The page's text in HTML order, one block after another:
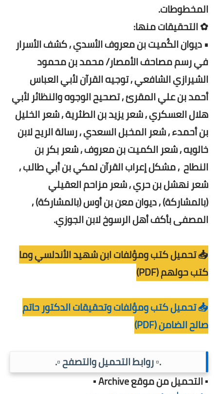
المخطوطات.
✿ التحقيقات منها:
• ديوان الكُميت بن معروف الأسدي , كشف الأسرار
في رسم مصاحف الأمصار/ محمد بن محمود
الشيرازي الشافعي , توجيه القرآن لأبي العباس
أحمد بن علي المقرئ , تصحيح الوجوه والنظائر لأبي
هلال العسكري , شعر يزيد بن الطثرية , شعر الخليل
بن أحمدء , شعر المخبل السعدي , رسالة الريح لابن
خالويه , شعر الكميت بن معروف , شعر بكر بن
النطاح , مشكل إعراب القرآن لمكي بن أبي طالب ,
شعر نهشل بن حري , شعر مزاحم العقيلي
(بالمشاركة) , ديوان معن بن أوس (بالمشاركة) ,
المصفى بأكف أهل الرسوخ لابن الجوزي.
📥 تحميل كتب ومؤلفات ابن شهيد الأندلسي وما
كتب حولهم (PDF)
📥 تحميل كتب ومؤلفات وتحقيقات الدكتور حاتم
صالح الضامن (PDF)
.▫️ روابط التحميل والتصفح ▫️.
▪️ التحميل من موقع Archive ▪️